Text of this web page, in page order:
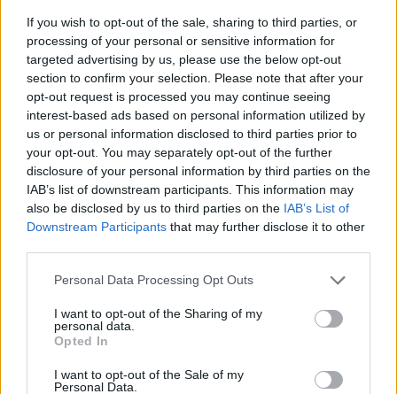
If you wish to opt-out of the sale, sharing to third parties, or
processing of your personal or sensitive information for
targeted advertising by us, please use the below opt-out
section to confirm your selection. Please note that after your
opt-out request is processed you may continue seeing
interest-based ads based on personal information utilized by
us or personal information disclosed to third parties prior to
your opt-out. You may separately opt-out of the further
disclosure of your personal information by third parties on the
IAB’s list of downstream participants. This information may
also be disclosed by us to third parties on the IAB’s List of
Downstream Participants that may further disclose it to other
Personal Data Processing Opt Outs
I want to opt-out of the Sharing of my
personal data.
Opted In
I want to opt-out of the Sale of my
Personal Data.